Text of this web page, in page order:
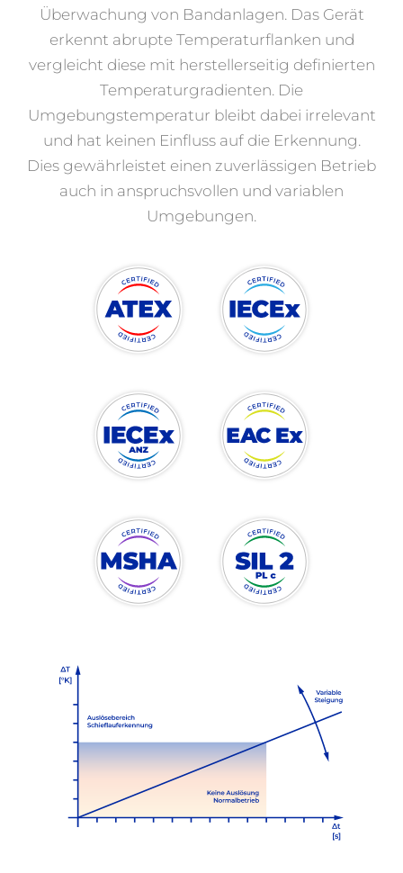
Überwachung von Bandanlagen. Das Gerät
erkennt abrupte Temperaturflanken und
vergleicht diese mit herstellerseitig definierten
Temperaturgradienten. Die
Umgebungstemperatur bleibt dabei irrelevant
und hat keinen Einfluss auf die Erkennung.
Dies gewährleistet einen zuverlässigen Betrieb
auch in anspruchsvollen und variablen
Umgebungen.